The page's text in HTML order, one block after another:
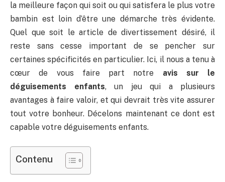
la meilleure façon qui soit ou qui satisfera le plus votre
bambin est loin d’être une démarche très évidente.
Quel que soit le article de divertissement désiré, il
reste sans cesse important de se pencher sur
certaines spécificités en particulier. Ici, il nous a tenu à
cœur de vous faire part notre avis sur le
déguisements enfants, un jeu qui a plusieurs
avantages à faire valoir, et qui devrait très vite assurer
tout votre bonheur. Décelons maintenant ce dont est
capable votre déguisements enfants.
Contenu